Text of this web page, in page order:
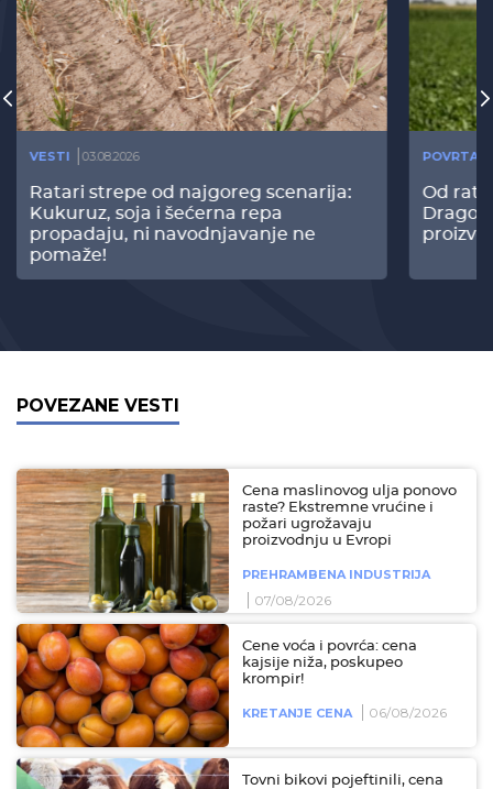
VESTI 03.08.2026
Ratari strepe od najgoreg scenarija:
Kukuruz, soja i šećerna repa
propadaju, ni navodnjavanje ne
pomaže!
Od
POVEZANE VESTI
Cena maslinovog ulja ponovo
raste? Ekstremne vrućine i
požari ugrožavaju
proizvodnju u Evropi
PREHRAMBENA INDUSTRIJA
07/08/2026
Cene voća i povrća: cena
kajsije niža, poskupeo
krompir!
KRETANJE CENA 06/08/2026
Tovni bikovi pojeftinili, cena